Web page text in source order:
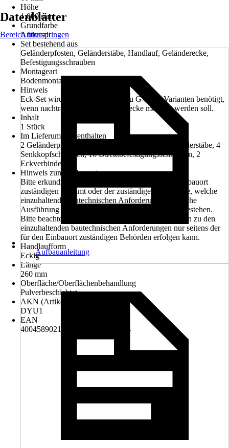
Höhe
1.000 mm
Grundfarbe
Anthrazit
Set bestehend aus
Geländerpfosten, Geländerstäbe, Handlauf, Geländerecke,
Befestigungsschrauben
Montageart
Bodenmontage
Hinweis
Eck-Set wird nur als Ergänzung zu G-Form Varianten benötigt,
wenn nachträgllich eine Geländerecke montiert werden soll.
Inhalt
1 Stück
Im Lieferumfang enthalten
2 Geländerpfosten, 2 Handlauf, 2 Schiene, 2 Geländerstäbe, 4
Senkkopfschrauben, 16 Direktbefestigungsschrauben, 2
Eckverbinder
Hinweis zum Einbauort
Bitte erkundigen Sie sich vorab bei dem für den Einbauort
zuständigen Bauamt oder der zuständigen Gemeinde, welche
einzuhaltende bautechnischen Anforderungen bauliche
Ausführung und erforderliche Höhe der Geländer bestehen.
Bitte beachten Sie, dass eine umfassende Information zu den
einzuhaltenden bautechnischen Anforderungen nur seitens der
für den Einbauort zuständigen Behörden erfolgen kann.
Handlaufform
Eckig
Länge
260 mm
Oberfläche/Oberflächenbehandlung
Pulverbeschichtet
AKN (Artikelkurznummer)
DYU1
EAN
4004589021889, 4306517584184
Datenblätter
Bereich überspringen
Aufbauanleitung